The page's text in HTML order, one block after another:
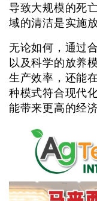
导致大规模的死
域的清洁是实施
无论如何，通过
以及科学的放养
生产效率，还能
种模式符合现代
能带来更高的经济